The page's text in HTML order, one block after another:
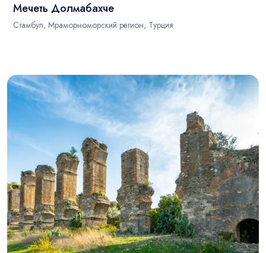
Мечеть Долмабахче
Стамбул, Мраморноморский регион, Турция